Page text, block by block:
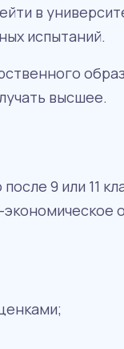
в
испытаний.
высшее.
9 или 11